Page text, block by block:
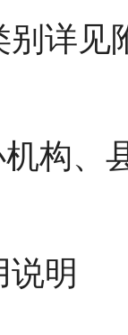
别详见
构、
说明